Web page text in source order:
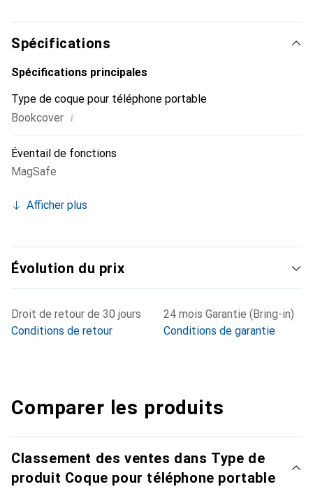
marque Noreve est un choix sûr pour une clientèle
exigeante.
Spécifications
Spécifications principales
Type de coque pour téléphone portable
Bookcover i
Éventail de fonctions
MagSafe
Afficher plus
Évolution du prix
Droit de retour de 30 jours
Conditions de retour
24 mois Garantie (Bring-in)
Conditions de garantie
Comparer les produits
Classement des ventes dans Type de
produit Coque pour téléphone portable